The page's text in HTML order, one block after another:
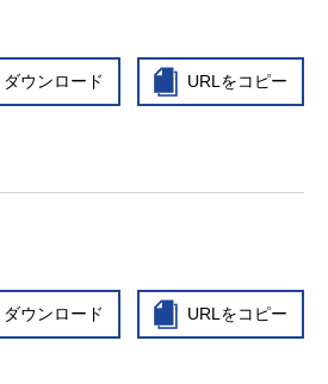
ダウンロード URLをコピー
ダウンロード URLをコピー